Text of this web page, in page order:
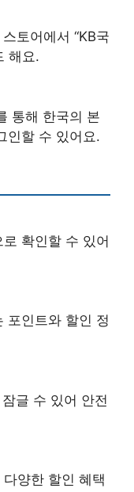
토어에서 “KB국
해요.
통해 한국의 본
인할 수 있어요.
확인할 수 있어
포인트와 할인 정
글 수 있어 안전
양한 할인 혜택